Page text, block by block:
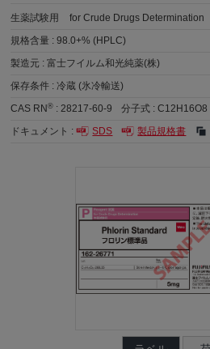
生薬試験用
for Crude Drugs Determination
規格含量 :98.0+% (HPLC)
製造元 :富士フイルム和光純薬(株)
保存条件 :冷蔵 (氷冷輸送)
CAS RN® :28217-60-9 分子式 :C12H16O8
ドキュメント :
SDS 製品規格書